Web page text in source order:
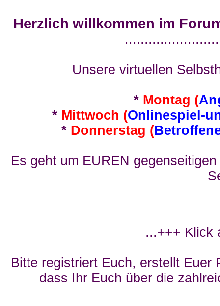
Herzlich willkommen im
Unsere virtuellen
* Montag (
* Mittwoch (Onlinespiel-
* Donnerstag (
Es geht um EUREN
...+++ Klick
Bitte registriert Euch, erstellt Euer
dass Ihr Euch über die